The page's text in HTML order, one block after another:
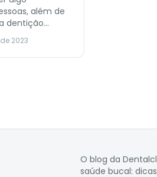
além de
dentição
que, pode
dentes.
2023
O blog da
saúde bucal: